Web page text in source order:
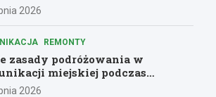
2026
REMONTY
zasady podróżowania w
miejskiej podczas
2026